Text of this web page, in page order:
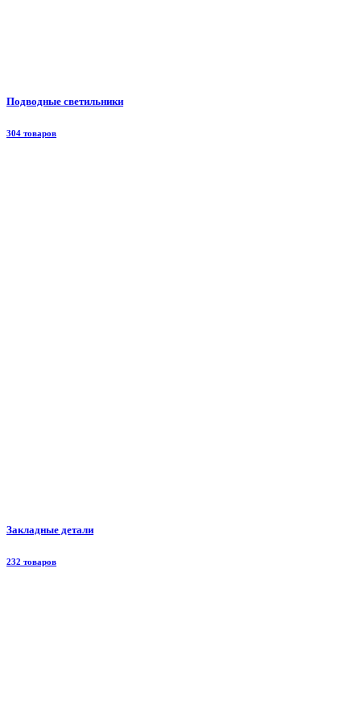
Подводные светильники
304 товаров
Закладные детали
232 товаров